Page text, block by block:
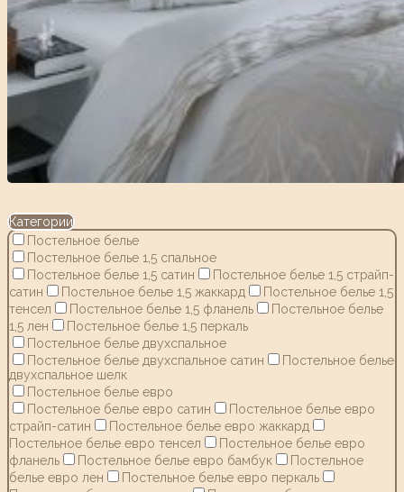
Категории
Постельное белье
Постельное белье 1,5 спальное
Постельное белье 1,5 сатин
Постельное белье 1,5 страйп-
сатин
Постельное белье 1,5 жаккард
Постельное белье 1,5
тенсел
Постельное белье 1,5 фланель
Постельное белье
1,5 лен
Постельное белье 1,5 перкаль
Постельное белье двухспальное
Постельное белье двухспальное сатин
Постельное белье
двухспальное шелк
Постельное белье евро
Постельное белье евро сатин
Постельное белье евро
страйп-сатин
Постельное белье евро жаккард
Постельное белье евро тенсел
Постельное белье евро
фланель
Постельное белье евро бамбук
Постельное
белье евро лен
Постельное белье евро перкаль